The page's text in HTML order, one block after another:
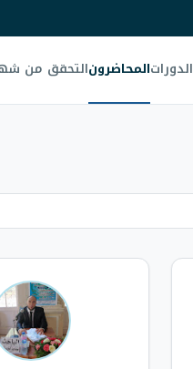
الدوراتالمحاضرونالتحقق من